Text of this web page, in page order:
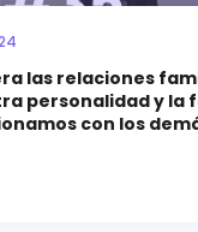
las relaciones
personalidad y la
con los